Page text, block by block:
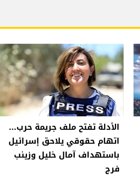
الأدلة تفتح ملف جريمة حرب...
اتهام حقوقي يلاحق إسرائيل
باستهداف آمال خليل وزينب
فرج